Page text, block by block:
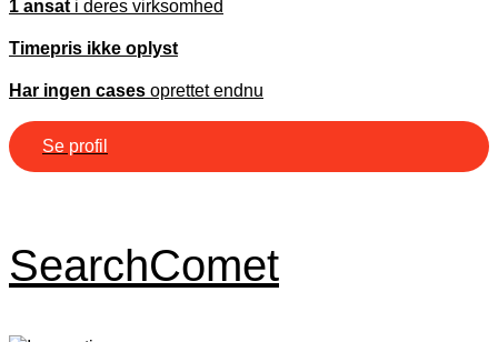
1 ansat i deres virksomhed
Timepris ikke oplyst
Har ingen cases oprettet endnu
Se profil
SearchComet